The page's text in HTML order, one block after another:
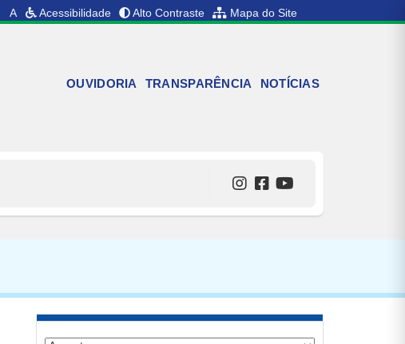
A Acessibilidade Alto Contraste Mapa do Site
OUVIDORIA TRANSPARÊNCIA NOTÍCIAS